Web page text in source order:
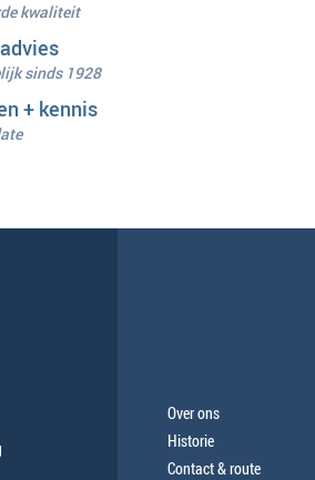
kwaliteit
sinds 1928
+ kennis
Over ons
Historie
Contact & route